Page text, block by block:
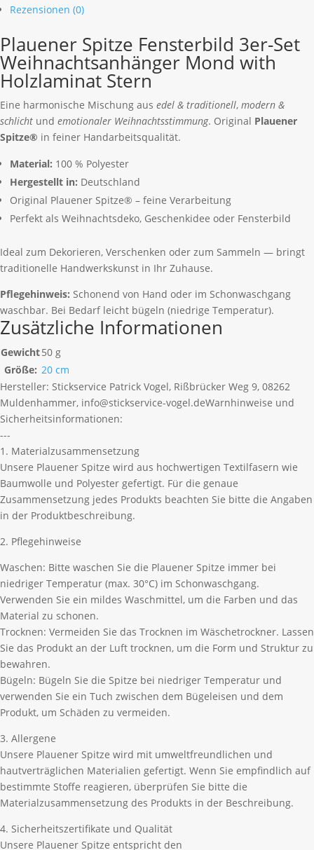
Mond
Stern
Menge
Rezensionen (0)
Plauener Spitze Fensterbild 3er-Set
Weihnachtsanhänger Mond with
Holzlaminat Stern
Eine harmonische Mischung aus edel & traditionell, modern &
schlicht und emotionaler Weihnachtsstimmung. Original Plauener
Spitze® in feiner Handarbeitsqualität.
Material: 100 % Polyester
Hergestellt in: Deutschland
Original Plauener Spitze® – feine Verarbeitung
Perfekt als Weihnachtsdeko, Geschenkidee oder Fensterbild
Ideal zum Dekorieren, Verschenken oder zum Sammeln — bringt
traditionelle Handwerkskunst in Ihr Zuhause.
Pflegehinweis: Schonend von Hand oder im Schonwaschgang
waschbar. Bei Bedarf leicht bügeln (niedrige Temperatur).
Zusätzliche Informationen
Gewicht50 g
Größe: 20 cm
Hersteller: Stickservice Patrick Vogel, Rißbrücker Weg 9, 08262
Muldenhammer, info@stickservice-vogel.deWarnhinweise und
Sicherheitsinformationen:
---
1. Materialzusammensetzung
Unsere Plauener Spitze wird aus hochwertigen Textilfasern wie
Baumwolle und Polyester gefertigt. Für die genaue
Zusammensetzung jedes Produkts beachten Sie bitte die Angaben
in der Produktbeschreibung.
2. Pflegehinweise
Waschen: Bitte waschen Sie die Plauener Spitze immer bei
niedriger Temperatur (max. 30°C) im Schonwaschgang.
Verwenden Sie ein mildes Waschmittel, um die Farben und das
Material zu schonen.
Trocknen: Vermeiden Sie das Trocknen im Wäschetrockner. Lassen
Sie das Produkt an der Luft trocknen, um die Form und Struktur zu
bewahren.
Bügeln: Bügeln Sie die Spitze bei niedriger Temperatur und
verwenden Sie ein Tuch zwischen dem Bügeleisen und dem
Produkt, um Schäden zu vermeiden.
3. Allergene
Unsere Plauener Spitze wird mit umweltfreundlichen und
hautverträglichen Materialien gefertigt. Wenn Sie empfindlich auf
bestimmte Stoffe reagieren, überprüfen Sie bitte die
Materialzusammensetzung des Produkts in der Beschreibung.
4. Sicherheitszertifikate und Qualität
Unsere Plauener Spitze entspricht den